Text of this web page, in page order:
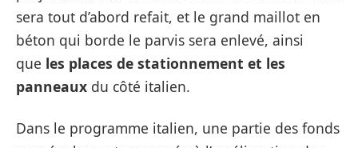
sera tout d’abord refait, et le grand maillot en
béton qui borde le parvis sera enlevé, ainsi
que les places de stationnement et les
panneaux du côté italien.
Dans le programme italien, une partie des fonds